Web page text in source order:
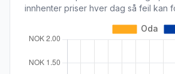
innhenter priser hver dag så feil kan